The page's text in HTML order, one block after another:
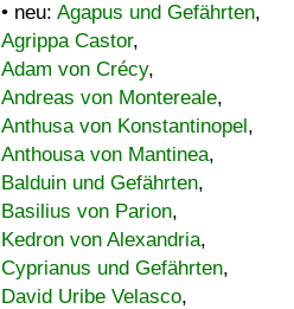
• neu: Agapus und Gefährten,
Agrippa Castor,
Adam von Crécy,
Andreas von Montereale,
Anthusa von Konstantinopel,
Anthousa von Mantinea,
Balduin und Gefährten,
Basilius von Parion,
Kedron von Alexandria,
Cyprianus und Gefährten,
David Uribe Velasco,